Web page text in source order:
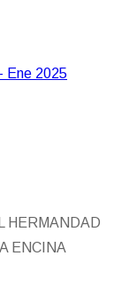
Ene 2025
HERMANDAD
ENCINA